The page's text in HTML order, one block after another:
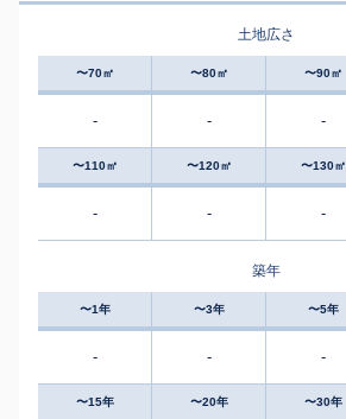
土地広さ
〜70㎡ 〜80㎡ 〜90㎡
- - -
〜110㎡ 〜120㎡ 〜130㎡
- - -
築年
〜1年 〜3年 〜5年
- - -
〜15年 〜20年 〜30年